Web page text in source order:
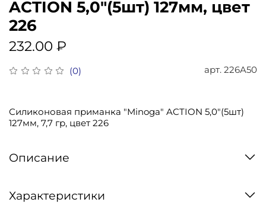
(0) арт. 226A50
ACTION 5,0"(5шт) 127мм, цвет
226
232.00 ₽
Силиконовая приманка "Minoga" ACTION 5,0"(5шт)
127мм, 7,7 гр, цвет 226
Описание
Характеристики